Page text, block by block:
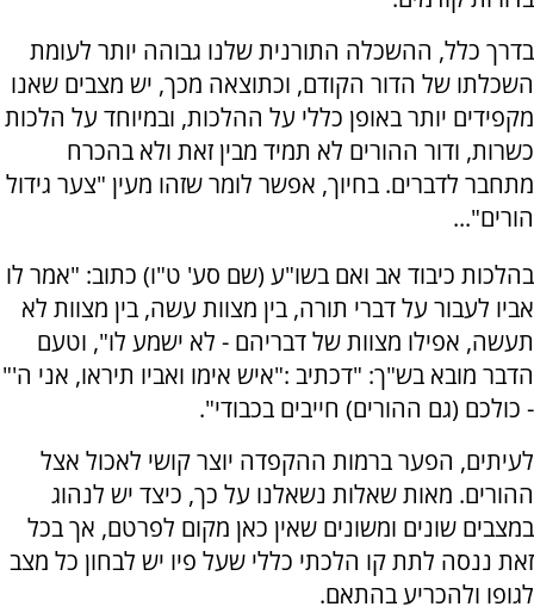
בדרך כלל, ההשכלה התורנית שלנו גבוהה יותר לעומת
השכלתו של הדור הקודם, וכתוצאה מכך, יש מצבים שאנו
מקפידים יותר באופן כללי על ההלכות, ובמיוחד על הלכות
כשרות, ודור ההורים לא תמיד מבין זאת ולא בהכרח
מתחבר לדברים. בחיוך, אפשר לומר שזהו מעין "צער גידול
הורים"...
בהלכות כיבוד אב ואם בשו"ע (שם סע' ט"ו) כתוב: "אמר לו
אביו לעבור על דברי תורה, בין מצוות עשה, בין מצוות לא
תעשה, אפילו מצוות של דבריהם - לא ישמע לו", וטעם
הדבר מובא בש"ך: "דכתיב :"איש אימו ואביו תיראו, אני ה'"
- כולכם (גם ההורים) חייבים בכבודי".
לעיתים, הפער ברמות ההקפדה יוצר קושי לאכול אצל
ההורים. מאות שאלות נשאלנו על כך, כיצד יש לנהוג
במצבים שונים ומשונים שאין כאן מקום לפרטם, אך בכל
זאת ננסה לתת קו הלכתי כללי שעל פיו יש לבחון כל מצב
לגופו ולהכריע בהתאם.